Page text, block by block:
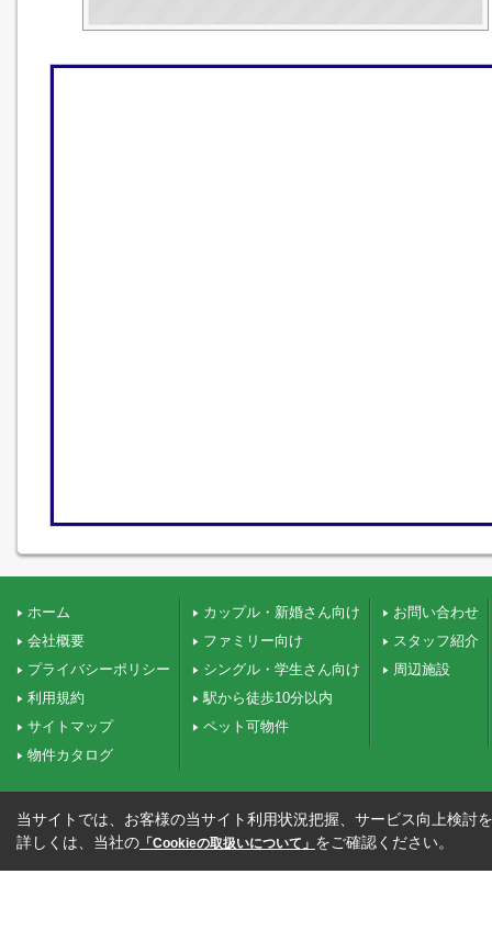
ホーム
会社概要
プライバシーポリシー
利用規約
サイトマップ
物件カタログ
カップル・新婚さん向け
ファミリー向け
シングル・学生さん向け
駅から徒歩10分以内
ペット可物件
お問い合わせ
スタッフ紹介
周辺施設
当サイトでは、お客様の当サイト利用状況把握、サービス向上検討
詳しくは、当社の 「Cookieの取扱いについて」 をご確認ください。